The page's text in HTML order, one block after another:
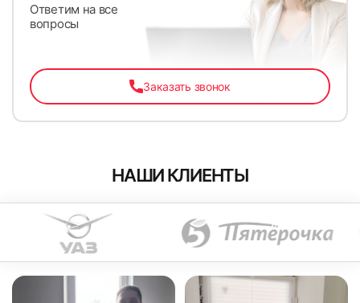
Ответим на все
вопросы
Заказать звонок
НАШИ КЛИЕНТЫ